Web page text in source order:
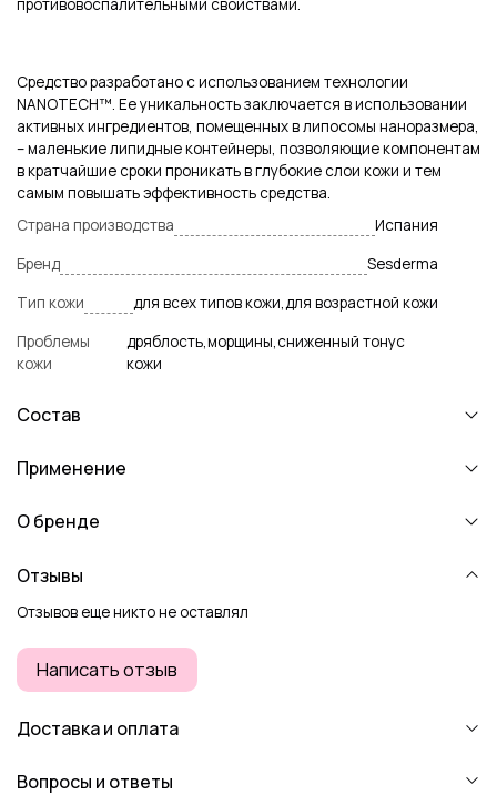
противовоспалительными свойствами.
Средство разработано с использованием технологии
NANOTECH™. Ее уникальность заключается в использовании
активных ингредиентов, помещенных в липосомы наноразмера,
– маленькие липидные контейнеры, позволяющие компонентам
в кратчайшие сроки проникать в глубокие слои кожи и тем
самым повышать эффективность средства.
Страна производства
Испания
Бренд
Sesderma
Тип кожи
для всех типов кожи,для возрастной кожи
Проблемы
кожи
дряблость,морщины,сниженный тонус
кожи
Состав
Применение
О бренде
Отзывы
Отзывов еще никто не оставлял
Написать отзыв
Доставка и оплата
Вопросы и ответы